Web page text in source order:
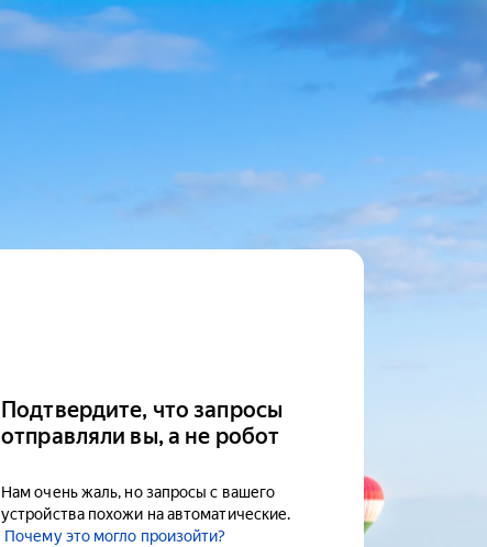
Подтвердите, что запросы
отправляли вы, а не робот
Нам очень жаль, но запросы с вашего
устройства похожи на автоматические.
Почему это могло произойти?